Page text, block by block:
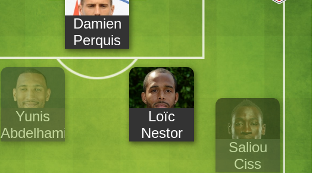
Damien
Perquis
Yunis
Abdelhamid
Loïc
Nestor
Saliou
Ciss